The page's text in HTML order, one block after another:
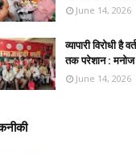
June 14, 2026
व्यापारी विरोधी
तक परेशान : मनोज
June 14, 2026